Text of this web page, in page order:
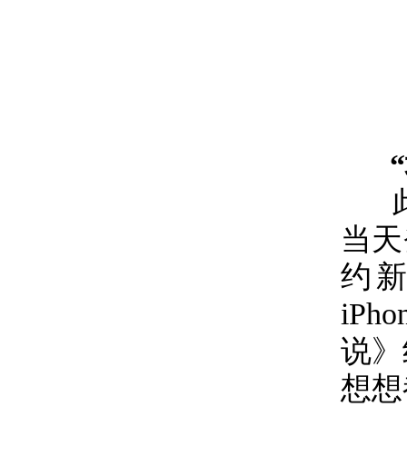
当
约
说
想